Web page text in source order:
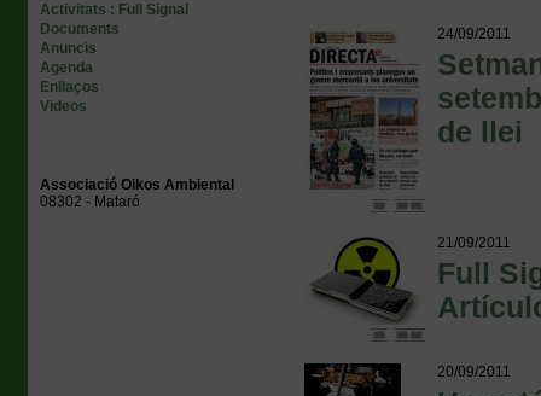
Activitats : Full Signal
Documents
Anuncis
Agenda
Enllaços
Videos
Associació Oikos Ambiental
08302 - Mataró
24/09/2011
de llei
21/09/2011
Full
20/09/2011